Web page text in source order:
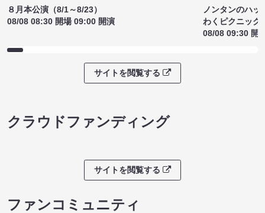
８月本公演（8/1～8/23）
08/08 08:30 開場 09:00 開演
ノンタンのハッ
わくピクニック
08/08 09:30 開
サイトを閲覧する
クラウドファンディング
サイトを閲覧する
ファンコミュニティ